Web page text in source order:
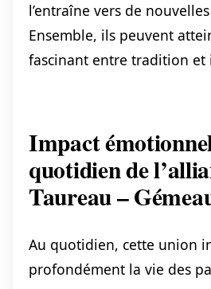
l’entraîne vers de
Ensemble, ils peuvent
fascinant entre tradition et
Impact
quotidien de
Taureau –
Au quotidien, cette union
profondément la vie des